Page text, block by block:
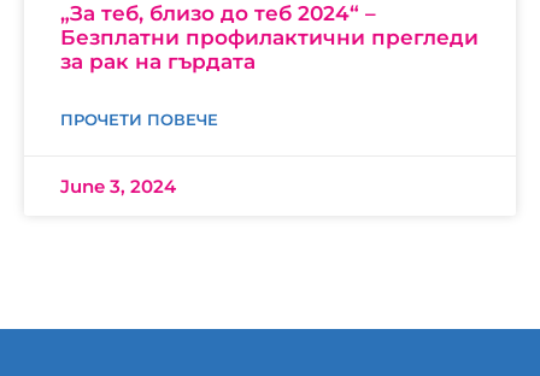
„За теб, близо до теб 2024“ –
Безплатни профилактични прегледи
за рак на гърдата
ПРОЧЕТИ ПОВЕЧЕ
June 3, 2024